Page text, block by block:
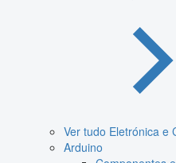
Ver tudo Eletrónica e
Arduino